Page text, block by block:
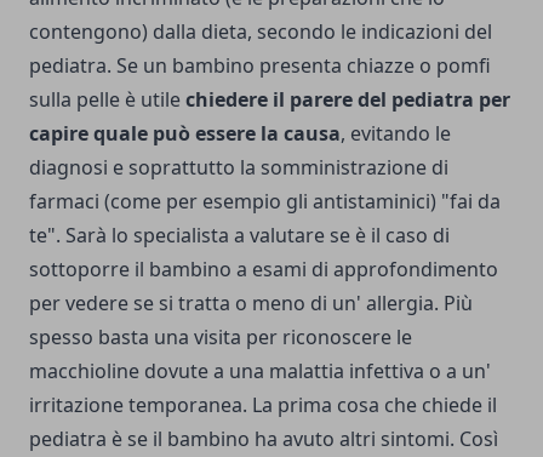
contengono) dalla dieta, secondo le indicazioni del
pediatra. Se un bambino presenta chiazze o pomfi
sulla pelle è utilechiedere il parere del pediatra per
capire quale può essere la causa, evitando le
diagnosi e soprattutto la somministrazione di
farmaci (come per esempio gli antistaminici) "fai da
te". Sarà lo specialista a valutare se è il caso di
sottoporre il bambino a esami di approfondimento
per vedere se si tratta o meno di un' allergia. Più
spesso basta una visita per riconoscere le
macchioline dovute a una malattia infettiva o a un'
irritazione temporanea. La prima cosa che chiede il
pediatra è se il bambino ha avuto altri sintomi. Così